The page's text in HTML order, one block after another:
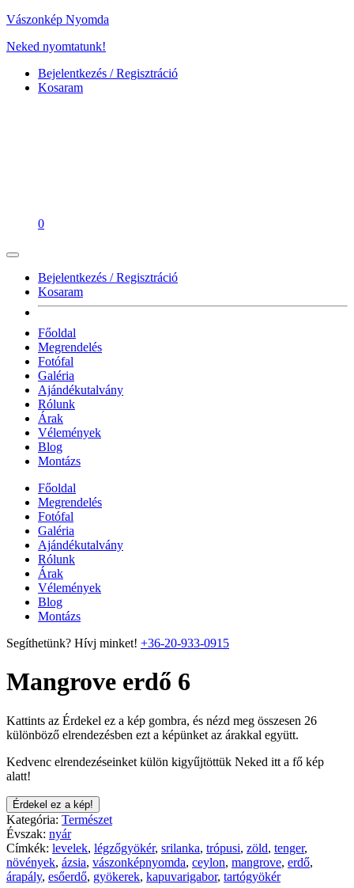
Vászonkép Nyomda
Neked nyomtatunk!
Bejelentkezés / Regisztráció
Kosaram
0
Bejelentkezés / Regisztráció
Kosaram
Főoldal
Megrendelés
Fotófal
Galéria
Ajándékutalvány
Rólunk
Árak
Vélemények
Blog
Montázs
Főoldal
Megrendelés
Fotófal
Galéria
Ajándékutalvány
Rólunk
Árak
Vélemények
Blog
Montázs
Segíthetünk? Hívj minket! +36-20-933-0915
Mangrove erdő 6
Kattints az Érdekel ez a kép gombra, és nézd meg összesen 26
különböző elrendezésben ezt a képünket az árakkal együtt.
Kedvenc elrendezéseinket külön kigyűjtöttük Neked itt a fő kép
alatt!
Érdekel ez a kép!
Kategória: Természet
Évszak: nyár
Címkék: levelek, légzőgyökér, srilanka, trópusi, zöld, tenger,
növények, ázsia, vászonképnyomda, ceylon, mangrove, erdő,
árapály, esőerdő, gyökerek, kapuvarigabor, tartógyökér